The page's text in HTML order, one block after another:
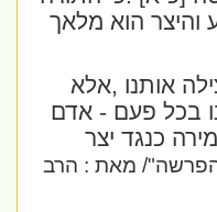
הוא מלאך
אותנו ,אלא
בכל פעם - אדם
כנגד יצר
מאת : הרב